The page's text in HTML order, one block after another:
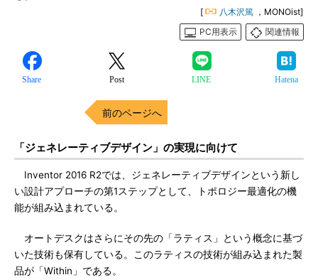
[ 八木沢篤 ，MONOist]
PC用表示
関連情報
Share Post LINE Hatena
前のページへ
「ジェネレーティブデザイン」の実現に向けて
Inventor 2016 R2では、ジェネレーティブデザインという新し
い設計アプローチの第1ステップとして、トポロジー最適化の機
能が組み込まれている。
オートデスクはさらにその先の「ラティス」という概念に基づ
いた技術も保有している。このラティスの技術が組み込まれた製
品が「Within」である。